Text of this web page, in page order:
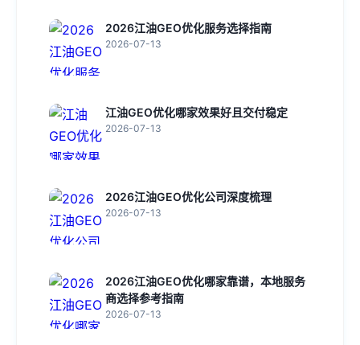
2026江油GEO优化服务选择指南
2026-07-13
江油GEO优化哪家效果好且交付稳定
2026-07-13
2026江油GEO优化公司深度梳理
2026-07-13
2026江油GEO优化哪家靠谱，本地服务
商选择参考指南
2026-07-13